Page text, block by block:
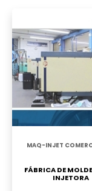
MAQ-INJET
FÁBRICA DE
INJETORA